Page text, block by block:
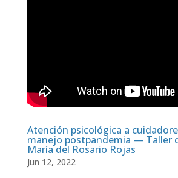
Atención psicológica a
manejo postpandemia — Taller
María del Rosario Rojas
Jun 12, 2022